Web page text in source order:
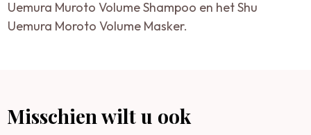
Uemura Muroto Volume Shampoo en het Shu
Uemura Moroto Volume Masker.
Misschien wilt u ook